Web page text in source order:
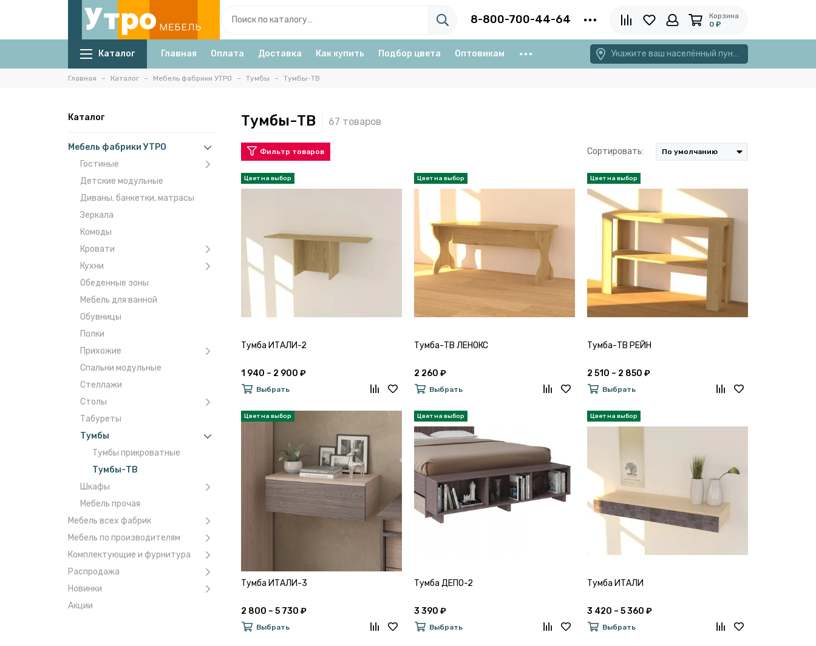
8-800-700-44-64
Корзина
0 ₽
Каталог Главная Оплата Доставка Как купить Подбор цвета Оптовикам Укажите ваш населённый пункт
Главная Каталог Мебель фабрики УТРО Тумбы Тумбы-ТВ
Каталог
Мебель фабрики УТРО
Гостиные
Детские модульные
Диваны, банкетки, матрасы
Зеркала
Комоды
Кровати
Кухни
Обеденные зоны
Мебель для ванной
Обувницы
Полки
Прихожие
Спальни модульные
Стеллажи
Столы
Табуреты
Тумбы
Тумбы прикроватные
Тумбы-ТВ
Шкафы
Мебель прочая
Мебель всех фабрик
Мебель по производителям
Комплектующие и фурнитура
Распродажа
Новинки
Акции
Тумбы-ТВ
Фильтр товаров Сортировать:
Тумба ИТАЛИ-2
1 940 – 2 900 ₽
Выбрать
Тумба-ТВ ЛЕНОКС
2 260 ₽
Выбрать
Тумба-ТВ РЕЙН
2 510 – 2 850 ₽
Выбрать
Тумба ИТАЛИ-3
2 800 – 5 730 ₽
Выбрать
Тумба ДЕПО-2
3 390 ₽
Выбрать
Тумба ИТАЛИ
3 420 – 5 360 ₽
Выбрать